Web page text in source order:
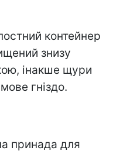
контейнер
знизу
інакше щури
гніздо.
принада для